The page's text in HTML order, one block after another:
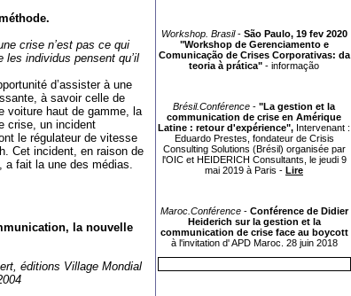
crise n’est pas ce qui
les individus pensent qu’il
d’assister à une
à savoir celle de
voiture haut de gamme, la
crise, un incident
le régulateur de vitesse
Cet incident, en raison de
fait la une des médias.
la nouvelle
éditions Village Mondial
Workshop. Brasil- São Paulo, 19 fev 2020
"Workshop de Gerenciamento e
Comunicação de Crises Corporativas: da
teoria à prática" - informação
Brésil.Conférence - "La gestion et la
communication de crise en Amérique
Latine : retour d'expérience", Intervenant :
Eduardo Prestes, fondateur de Crisis
Consulting Solutions (Brésil) organisée par
l'OIC et HEIDERICH Consultants, le jeudi 9
mai 2019 à Paris - Lire
Maroc.Conférence- Conférence de Didier
Heiderich sur la gestion et la
communication de crise face au boycott
à l'invitation d' APD Maroc. 28 juin 2018